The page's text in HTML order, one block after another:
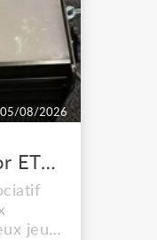
05/08/2026
12x Lustr Selador ETC Led 7x colors filtres
jeux